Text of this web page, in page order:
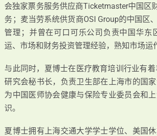
会独家票务服务供应商Ticketmaster中国区
务；麦当劳系统供货商OSI Group的中国区
管理；并曾在可口可乐公司负责中国华
运、市场和财务投资管理经验，熟知市场运
与此同时，夏博士在医疗教育培训行业有
研究会秘书长，负责卫生部在上海市的国
为中国医师协会健康与保险专业委员会和
识。
夏博士拥有上海交通大学学士学位、美国